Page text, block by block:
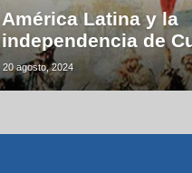
América Latina y la
independencia de
20 agosto, 2024